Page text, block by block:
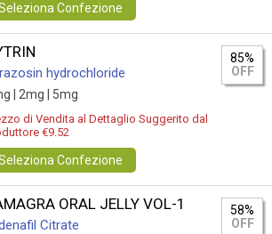
Confezione
hydrochloride
| 2mg | 5mg
85%
OFF
di Vendita al Dettaglio Suggerito dal
€9.52
Confezione
ORAL JELLY VOL-1
Citrate
58%
OFF